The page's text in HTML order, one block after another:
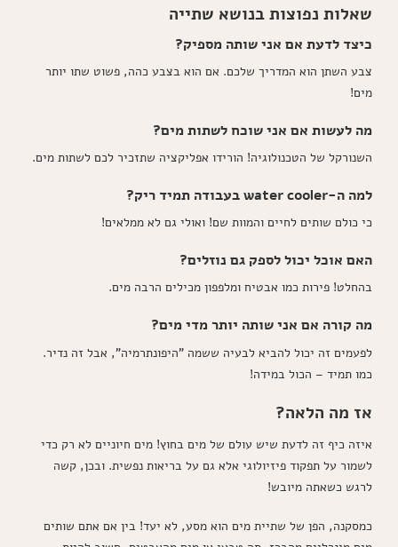
שאלות נפוצות בנושא שתייה
כיצד לדעת אם אני שותה מספיק?
צבע השתן הוא המדריך שלכם. אם הוא בצבע כהה, פשוט שתו יותר
מים!
מה לעשות אם אני שוכח לשתות מים?
השנורקל של הטכנולוגיה! הורידו אפליקציה שתזכיר לכם לשתות מים.
למה ה-water cooler בעבודה תמיד ריק?
כי כולם שותים לחיים והמוות שם! ואולי גם לא ממלאים!
האם אוכל יכול לספק גם נוזלים?
בהחלט! פירות כמו אבטיח ומלפפון מכילים הרבה מים.
מה קורה אם אני שותה יותר מדי מים?
לפעמים זה יכול להביא לבעיה ששמה "היפונתרמיה", אבל זה נדיר.
כמו תמיד – הכול במידה!
אז מה הלאה?
איזה כיף זה לדעת שיש עולם של מים בחוץ! מים חיוניים לא רק כדי
לשמור על תפקוד פיזיולוגי אלא גם על בריאות נפשית. ובכן, קשה
לרגש כשאתה מיובש!
כמסקנה, הפן של שתיית מים הוא מסע, לא יעד! בין אם אתם שותים